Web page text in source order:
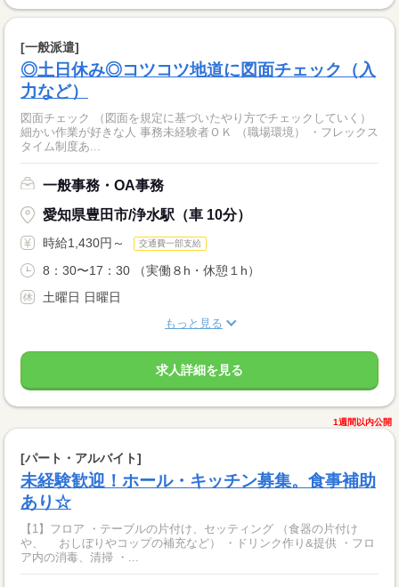
[一般派遣]
◎土日休み◎コツコツ地道に図面チェック（入
力など）
図面チェック （図面を規定に基づいたやり方でチェックしていく）
細かい作業が好きな人 事務未経験者ＯＫ （職場環境） ・フレックス
タイム制度あ...
一般事務・OA事務
愛知県豊田市/浄水駅（車 10分）
時給1,430円～ 交通費一部支給
8：30〜17：30 （実働８h・休憩１h）
土曜日 日曜日
もっと見る
求人詳細を見る
1週間以内公開
[パート・アルバイト]
未経験歓迎！ホール・キッチン募集。食事補助
あり☆
【1】フロア ・テーブルの片付け、セッティング （食器の片付け
や、 おしぼりやコップの補充など） ・ドリンク作り&提供 ・フロ
ア内の消毒、清掃 ・...